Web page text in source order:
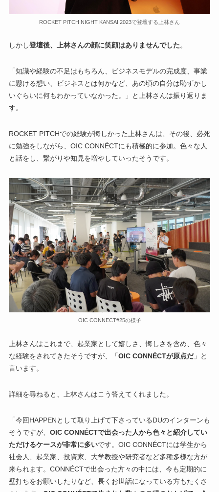
ROCKET PITCH NIGHT KANSAI 2023で登壇する上林さん
しかし登壇後、上林さんの顔に笑顔はありませんでした。
「知識や経験の不足はもちろん、ビジネスモデルの完成度、事業
に懸ける想い、ビジネスとは何かなど、あの頃の自分は恥ずかし
いぐらいに何もわかっていなかった。」と上林さんは振り返りま
す。
ROCKET PITCHでの経験が悔しかった上林さんは、その後、必死
に勉強をしながら、OIC CONNÉCTにも積極的に参加。色々な人
と話をし、繋がりや知見を増やしていったそうです。
OIC CONNECT#25の様子
上林さんはこれまで、起業家として嬉しさ、悔しさを含め、色々
な経験をされてきたそうですが、「OIC CONNÉCTが原点だ」と
言います。
詳細を尋ねると、上林さんはこう答えてくれました。
「今回HAPPENとして取り上げて下さっているDUのインターンも
そうですが、 OIC CONNÉCTで出会った人から色々と紹介してい
ただけるケースが非常に多いです。OIC CONNÉCTには学生から
社会人、起業家、投資家、大学教授や研究者など多種多様な方が
来られます。CONNÉCTで出会った方々の中には、今も定期的に
壁打ちをお願いしたりなど、長くお世話になっている方もたくさ